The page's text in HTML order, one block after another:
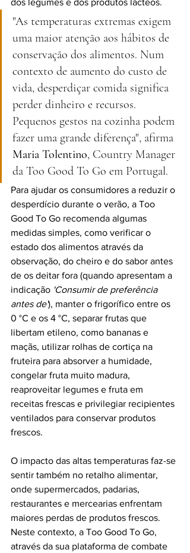
dos legumes e dos produtos lácteos.
"As temperaturas extremas exigem
uma maior atenção aos hábitos de
conservação dos alimentos. Num
contexto de aumento do custo de
vida, desperdiçar comida significa
perder dinheiro e recursos.
Pequenos gestos na cozinha podem
fazer uma grande diferença", afirma
Maria Tolentino, Country Manager
da Too Good To Go em Portugal.
Para ajudar os consumidores a reduzir o
desperdício durante o verão, a Too
Good To Go recomenda algumas
medidas simples, como verificar o
estado dos alimentos através da
observação, do cheiro e do sabor antes
de os deitar fora (quando apresentam a
indicação 'Consumir de preferência
antes de'), manter o frigorífico entre os
0 °C e os 4 °C, separar frutas que
libertam etileno, como bananas e
maçãs, utilizar rolhas de cortiça na
fruteira para absorver a humidade,
congelar fruta muito madura,
reaproveitar legumes e fruta em
receitas frescas e privilegiar recipientes
ventilados para conservar produtos
frescos.
O impacto das altas temperaturas faz-se
sentir também no retalho alimentar,
onde supermercados, padarias,
restaurantes e mercearias enfrentam
maiores perdas de produtos frescos.
Neste contexto, a Too Good To Go,
através da sua plataforma de combate